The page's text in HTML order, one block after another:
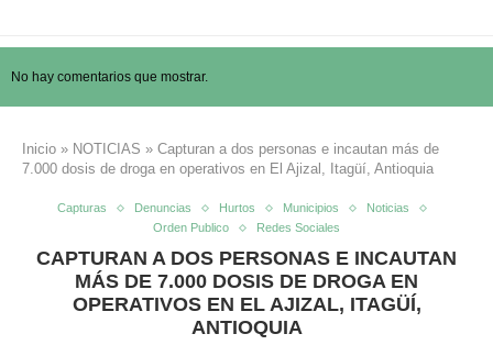
No hay comentarios que mostrar.
Inicio » NOTICIAS » Capturan a dos personas e incautan más de
7.000 dosis de droga en operativos en El Ajizal, Itagüí, Antioquia
Capturas Denuncias Hurtos Municipios
Noticias
Orden Publico
Redes Sociales
CAPTURAN A DOS PERSONAS E INCAUTAN
MÁS DE 7.000 DOSIS DE DROGA EN
OPERATIVOS EN EL AJIZAL, ITAGÜÍ,
ANTIOQUIA